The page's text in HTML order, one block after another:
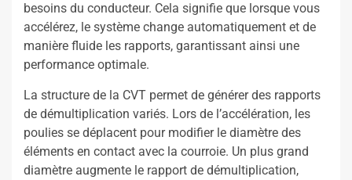
besoins du conducteur. Cela signifie que lorsque vous
accélérez, le système change automatiquement et de
manière fluide les rapports, garantissant ainsi une
performance optimale.
La structure de la CVT permet de générer des rapports
de démultiplication variés. Lors de l’accélération, les
poulies se déplacent pour modifier le diamètre des
éléments en contact avec la courroie. Un plus grand
diamètre augmente le rapport de démultiplication,